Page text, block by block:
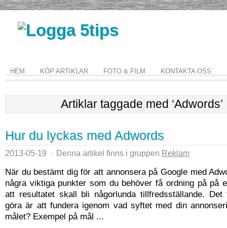
HEM KÖP ARTIKLAR FOTO & FILM KONTAKTA OSS
Artiklar taggade med ‘Adwords’
Hur du lyckas med Adwords
2013-05-19 · Denna artikel finns i gruppen Reklam
När du bestämt dig för att annonsera på Google med
några viktiga punkter som du behöver få ordning på på
att resultatet skall bli någorlunda tillfredsställande.
göra är att fundera igenom vad syftet med din
målet? Exempel på mål ...